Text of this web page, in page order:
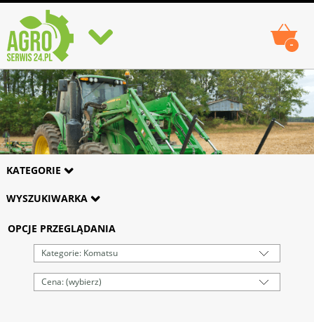
-
KATEGORIE
WYSZUKIWARKA
OPCJE PRZEGLĄDANIA
Kategorie: Komatsu
Cena: (wybierz)